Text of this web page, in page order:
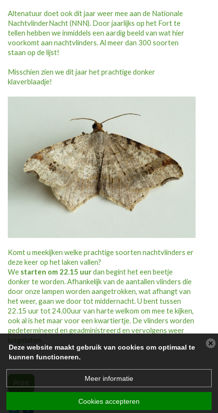
Altenatuur doet ook dit jaar weer mee aan de Nationale
NachtvlinderNacht (NNN). Door jaarlijks op het Fort te
tellen hebben we inmiddels een aardig beeld van wat hier
voorkomt aan nachtvlinders. Al meer dan 300 soorten
staan op de lijst!
Misschien zien we dit jaar het prachtige donker
klaverblaadje!
Komt u meekijken welke prachtige soorten nachtvlinders er
deze keer op het laken vallen?
We starten om 22.15 uurdan begint het een beetje
donker te worden. Afhankelijk van de aantallen vlinders die
door onze lampen worden aangetrokken, wat afhangt van
het weer, gaan we door tot middernacht. U bent tussen
22.15 uur tot 24.00uur van harte welkom om mee te kijken,
ook al is het maar voor een kwartiertje. De vlinders worden
gedetermineerd en geadministreerd en vervolgens weer
losgelaten.
Print
Deze website maakt gebruik van cookies om optimaal te
kunnen functioneren.
Meer informatie
Cookies accepteren